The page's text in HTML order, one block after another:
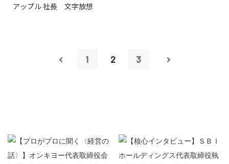
アップル 社長 文字放想
1 2 3